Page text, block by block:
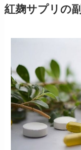
紅麹サプリの